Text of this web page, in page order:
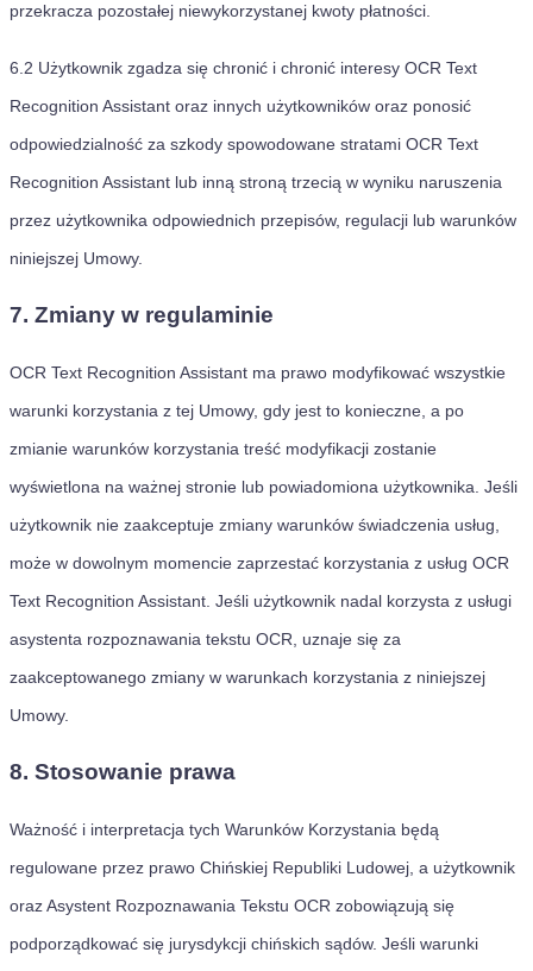
przekracza pozostałej niewykorzystanej kwoty płatności.
6.2 Użytkownik zgadza się chronić i chronić interesy OCR Text
Recognition Assistant oraz innych użytkowników oraz ponosić
odpowiedzialność za szkody spowodowane stratami OCR Text
Recognition Assistant lub inną stroną trzecią w wyniku naruszenia
przez użytkownika odpowiednich przepisów, regulacji lub warunków
niniejszej Umowy.
7. Zmiany w regulaminie
OCR Text Recognition Assistant ma prawo modyfikować wszystkie
warunki korzystania z tej Umowy, gdy jest to konieczne, a po
zmianie warunków korzystania treść modyfikacji zostanie
wyświetlona na ważnej stronie lub powiadomiona użytkownika. Jeśli
użytkownik nie zaakceptuje zmiany warunków świadczenia usług,
może w dowolnym momencie zaprzestać korzystania z usług OCR
Text Recognition Assistant. Jeśli użytkownik nadal korzysta z usługi
asystenta rozpoznawania tekstu OCR, uznaje się za
zaakceptowanego zmiany w warunkach korzystania z niniejszej
Umowy.
8. Stosowanie prawa
Ważność i interpretacja tych Warunków Korzystania będą
regulowane przez prawo Chińskiej Republiki Ludowej, a użytkownik
oraz Asystent Rozpoznawania Tekstu OCR zobowiązują się
podporządkować się jurysdykcji chińskich sądów. Jeśli warunki